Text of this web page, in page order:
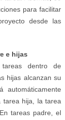
para facilitar
desde las
e hijas
dentro de
hijas alcanzan su
automáticamente
tarea hija, la tarea
tareas padre, el